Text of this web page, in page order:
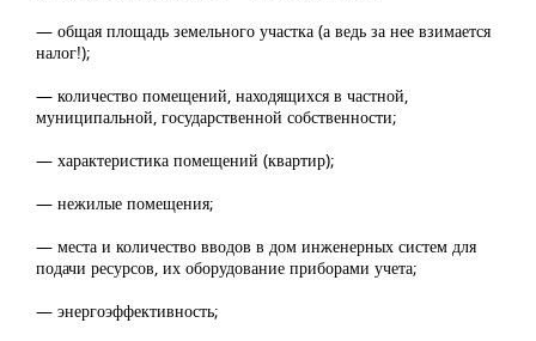
— общая площадь земельного участка (а ведь за нее взимается
налог!);
— количество помещений, находящихся в частной,
муниципальной, государственной собственности;
— характеристика помещений (квартир);
— нежилые помещения;
— места и количество вводов в дом инженерных систем для
подачи ресурсов, их оборудование приборами учета;
— энергоэффективность;